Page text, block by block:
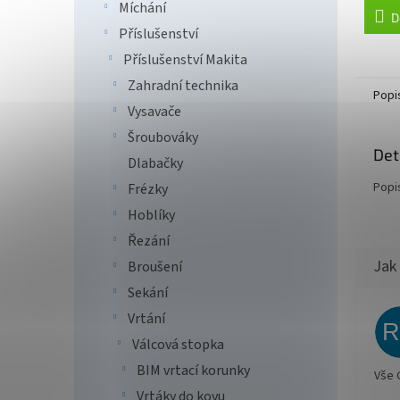
Míchání
Příslušenství
Příslušenství Makita
Zahradní technika
Vysavače
Šroubováky
Dlabačky
Frézky
Hoblíky
Řezání
Broušení
Sekání
Vrtání
Válcová stopka
BIM vrtací korunky
Vše